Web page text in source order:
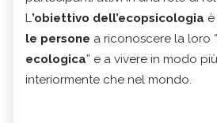
L’obiettivo dell’ecopsicologia
le persone a riconoscere la loro “
ecologica” e a vivere in modo
interiormente che nel mondo.